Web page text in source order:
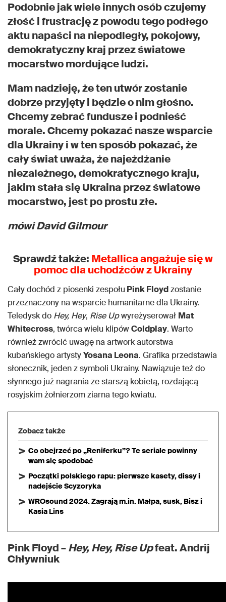
Podobnie jak wiele innych osób czujemy
złość i frustrację z powodu tego podłego
aktu napaści na niepodległy, pokojowy,
demokratyczny kraj przez światowe
mocarstwo mordujące ludzi.
Mam nadzieję, że ten utwór zostanie
dobrze przyjęty i będzie o nim głośno.
Chcemy zebrać fundusze i podnieść
morale. Chcemy pokazać nasze wsparcie
dla Ukrainy i w ten sposób pokazać, że
cały świat uważa, że najeżdżanie
niezależnego, demokratycznego kraju,
jakim stała się Ukraina przez światowe
mocarstwo, jest po prostu złe.
mówi David Gilmour
Sprawdź także: Metallica angażuje się w
pomoc dla uchodźców z Ukrainy
Cały dochód z piosenki zespołu Pink Floydzostanie
przeznaczony na wsparcie humanitarne dla Ukrainy.
Teledysk do Hey, Hey, Rise Upwyreżyserował Mat
Whitecross, twórca wielu klipówColdplay. Warto
również zwrócić uwagę na artwork autorstwa
kubańskiego artystyYosana Leona. Grafika przedstawia
słonecznik, jeden z symboli Ukrainy. Nawiązuje też do
słynnego już nagrania ze starszą kobietą, rozdającą
rosyjskim żołnierzom ziarna tego kwiatu.
Zobacz także
Co obejrzeć po „Reniferku”? Te seriale powinny
wam się spodobać
Początki polskiego rapu: pierwsze kasety, dissy i
nadejście Scyzoryka
WROsound 2024. Zagrają m.in. Małpa, susk, Bisz i
Kasia Lins
Pink Floyd –Hey, Hey, Rise Upfeat. Andrij
Chływniuk